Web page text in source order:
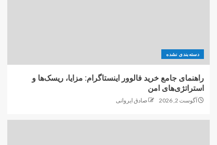
دسته‌بندی نشده
راهنمای جامع خرید فالوور اینستاگرام: مزایا، ریسک‌ها و
استراتژی‌های امن
آگوست 2, 2026 صادق ایروانی